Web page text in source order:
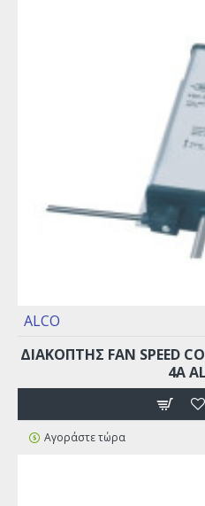
ALCO
ΔΙΑΚΟΠΤΗΣ FAN SPEED
4A
Αγοράστε τώρα